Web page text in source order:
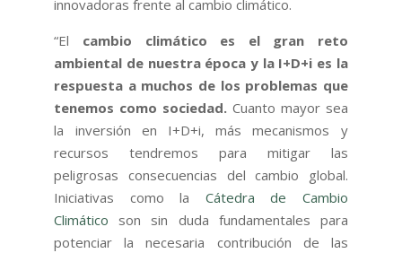
innovadoras frente al cambio climático.
“El cambio climático es el gran reto
ambiental de nuestra época y la I+D+i es la
respuesta a muchos de los problemas que
tenemos como sociedad. Cuanto mayor sea
la inversión en I+D+i, más mecanismos y
recursos tendremos para mitigar las
peligrosas consecuencias del cambio global.
Iniciativas como la Cátedra de Cambio
Climático son sin duda fundamentales para
potenciar la necesaria contribución de las